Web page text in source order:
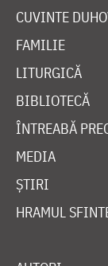
CUVINTE
FAMILIE
LITURGICĂ
BIBLIOTECĂ
ÎNTREABĂ
MEDIA
ȘTIRI
HRAMUL